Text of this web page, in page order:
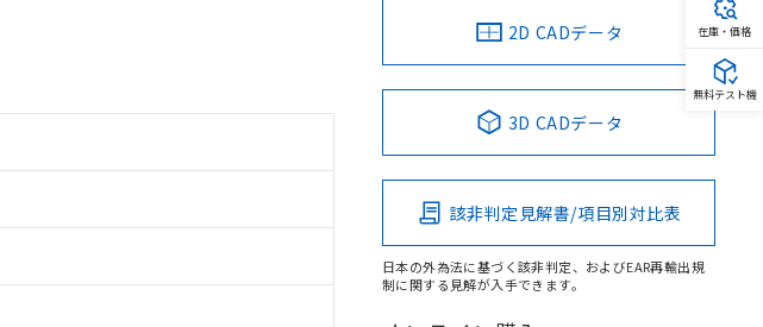
2D CADデータ
3D CADデータ
該非判定見解書/項目別対比表
日本の外為法に基づく該非判定、およびEAR再輸出規
制に関する見解が入手できます。
在庫・価格
無料テスト機